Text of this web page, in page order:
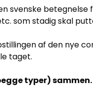
svenske
som stadig skal
af den nye
taget.
typer)